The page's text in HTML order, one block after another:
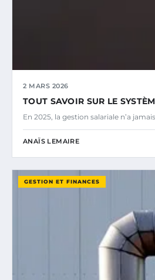
2 MARS 2026
TOUT SAVOIR SUR LE
En 2025, la gestion salariale n’a
ANAÏS LEMAIRE
GESTION ET FINANCES